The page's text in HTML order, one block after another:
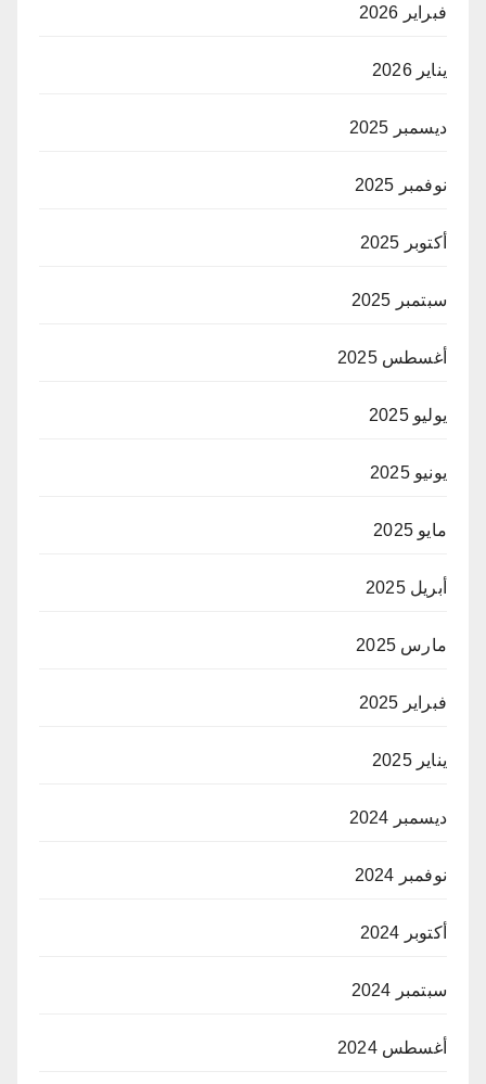
فبراير 2026
يناير 2026
ديسمبر 2025
نوفمبر 2025
أكتوبر 2025
سبتمبر 2025
أغسطس 2025
يوليو 2025
يونيو 2025
مايو 2025
أبريل 2025
مارس 2025
فبراير 2025
يناير 2025
ديسمبر 2024
نوفمبر 2024
أكتوبر 2024
سبتمبر 2024
أغسطس 2024